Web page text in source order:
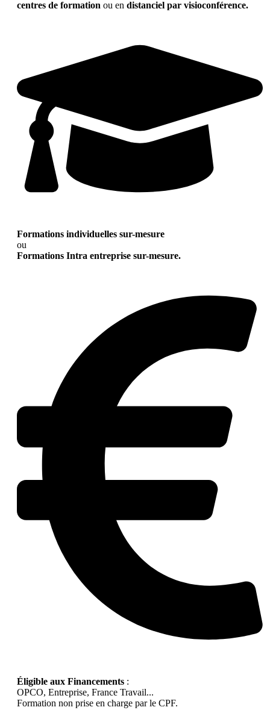
centres de formation ou en distanciel par visioconférence.
Formations individuelles sur-mesure
ou
Formations Intra entreprise sur-mesure.
Éligible aux Financements :
OPCO, Entreprise, France Travail...
Formation non prise en charge par le CPF.